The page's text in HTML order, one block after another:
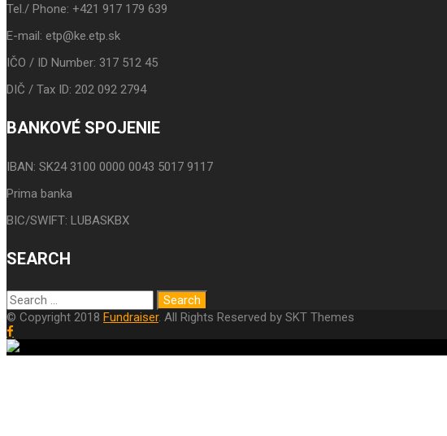
Tel./ Phone: +421 917 179 639
E-mail: etp@ke.etp.sk
IČO / ID Number: 317 512 45
DIČ / Tax ID: 202 092 2794
BANKOVÉ SPOJENIE
IBAN: SK24 3100 0000 0043 5017 9117
Prima banka
BIC/SWIFT: LUBASKBX
SEARCH
© Copyright 2018 Fundraiser. All Rights Reserved by SKT Themes